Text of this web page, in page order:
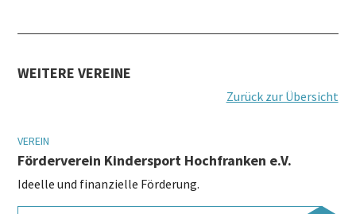
WEITERE VEREINE
Zurück zur Übersicht
VEREIN
Förderverein Kindersport Hochfranken e.V.
Ideelle und finanzielle Förderung.